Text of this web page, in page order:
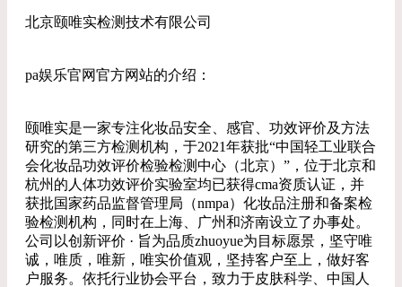
北京颐唯实检测技术有限公司
pa娱乐官网官方网站的介绍：
颐唯实是一家专注化妆品安全、感官、功效评价及方法
研究的第三方检测机构，于2021年获批“中国轻工业联合
会化妆品功效评价检验检测中心（北京）”，位于北京和
杭州的人体功效评价实验室均已获得cma资质认证，并
获批国家药品监督管理局（nmpa）化妆品注册和备案检
验检测机构，同时在上海、广州和济南设立了办事处。
公司以创新评价 · 旨为品质zhuoyue为目标愿景，坚守唯
诚，唯质，唯新，唯实价值观，坚持客户至上，做好客
户服务。依托行业协会平台，致力于皮肤科学、中国人